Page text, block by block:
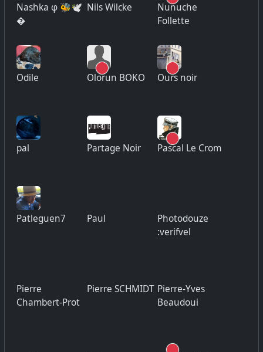
Nashka φ 🐝🕊
�
Nils Wilcke
Nunuche
Follette
Odile Olorun BOKO Ours noir
pal Partage Noir Pascal Le Crom
Patleguen7 Paul
Photodouze
:verifvel
Pierre
Chambert-Prot
Pierre SCHMIDT Pierre-Yves
Beaudoui